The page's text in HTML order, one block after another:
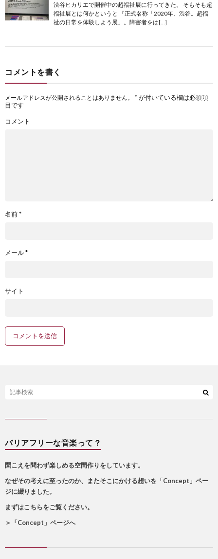
渋谷ヒカリエで開催中の超福祉展に行ってきた。 そもそも超
福祉展とは何かというと 『正式名称「2020年、渋谷。超福
祉の日常を体験しよう展」。障害者をは[…]
コメントを書く
メールアドレスが公開されることはありません。 *が付いている欄は必須項
目です
コメント
名前*
メール*
サイト
バリアフリーな音楽って？
聞こえを問わず楽しめる空間作りをしています。
なぜその考えに至ったのか、またそこにかける想いを「Concept」ペー
ジに綴りました。
まずはこちらをご覧ください。
＞
「Concept」ページへ